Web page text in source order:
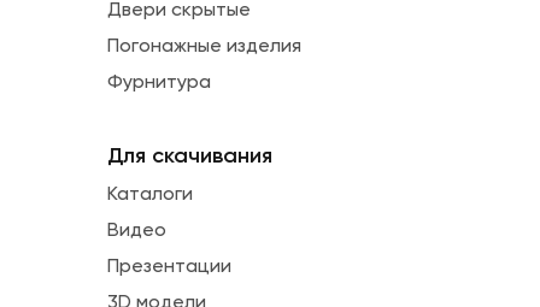
Двери скрытые
Погонажные изделия
Фурнитура
Для скачивания
Каталоги
Видео
Презентации